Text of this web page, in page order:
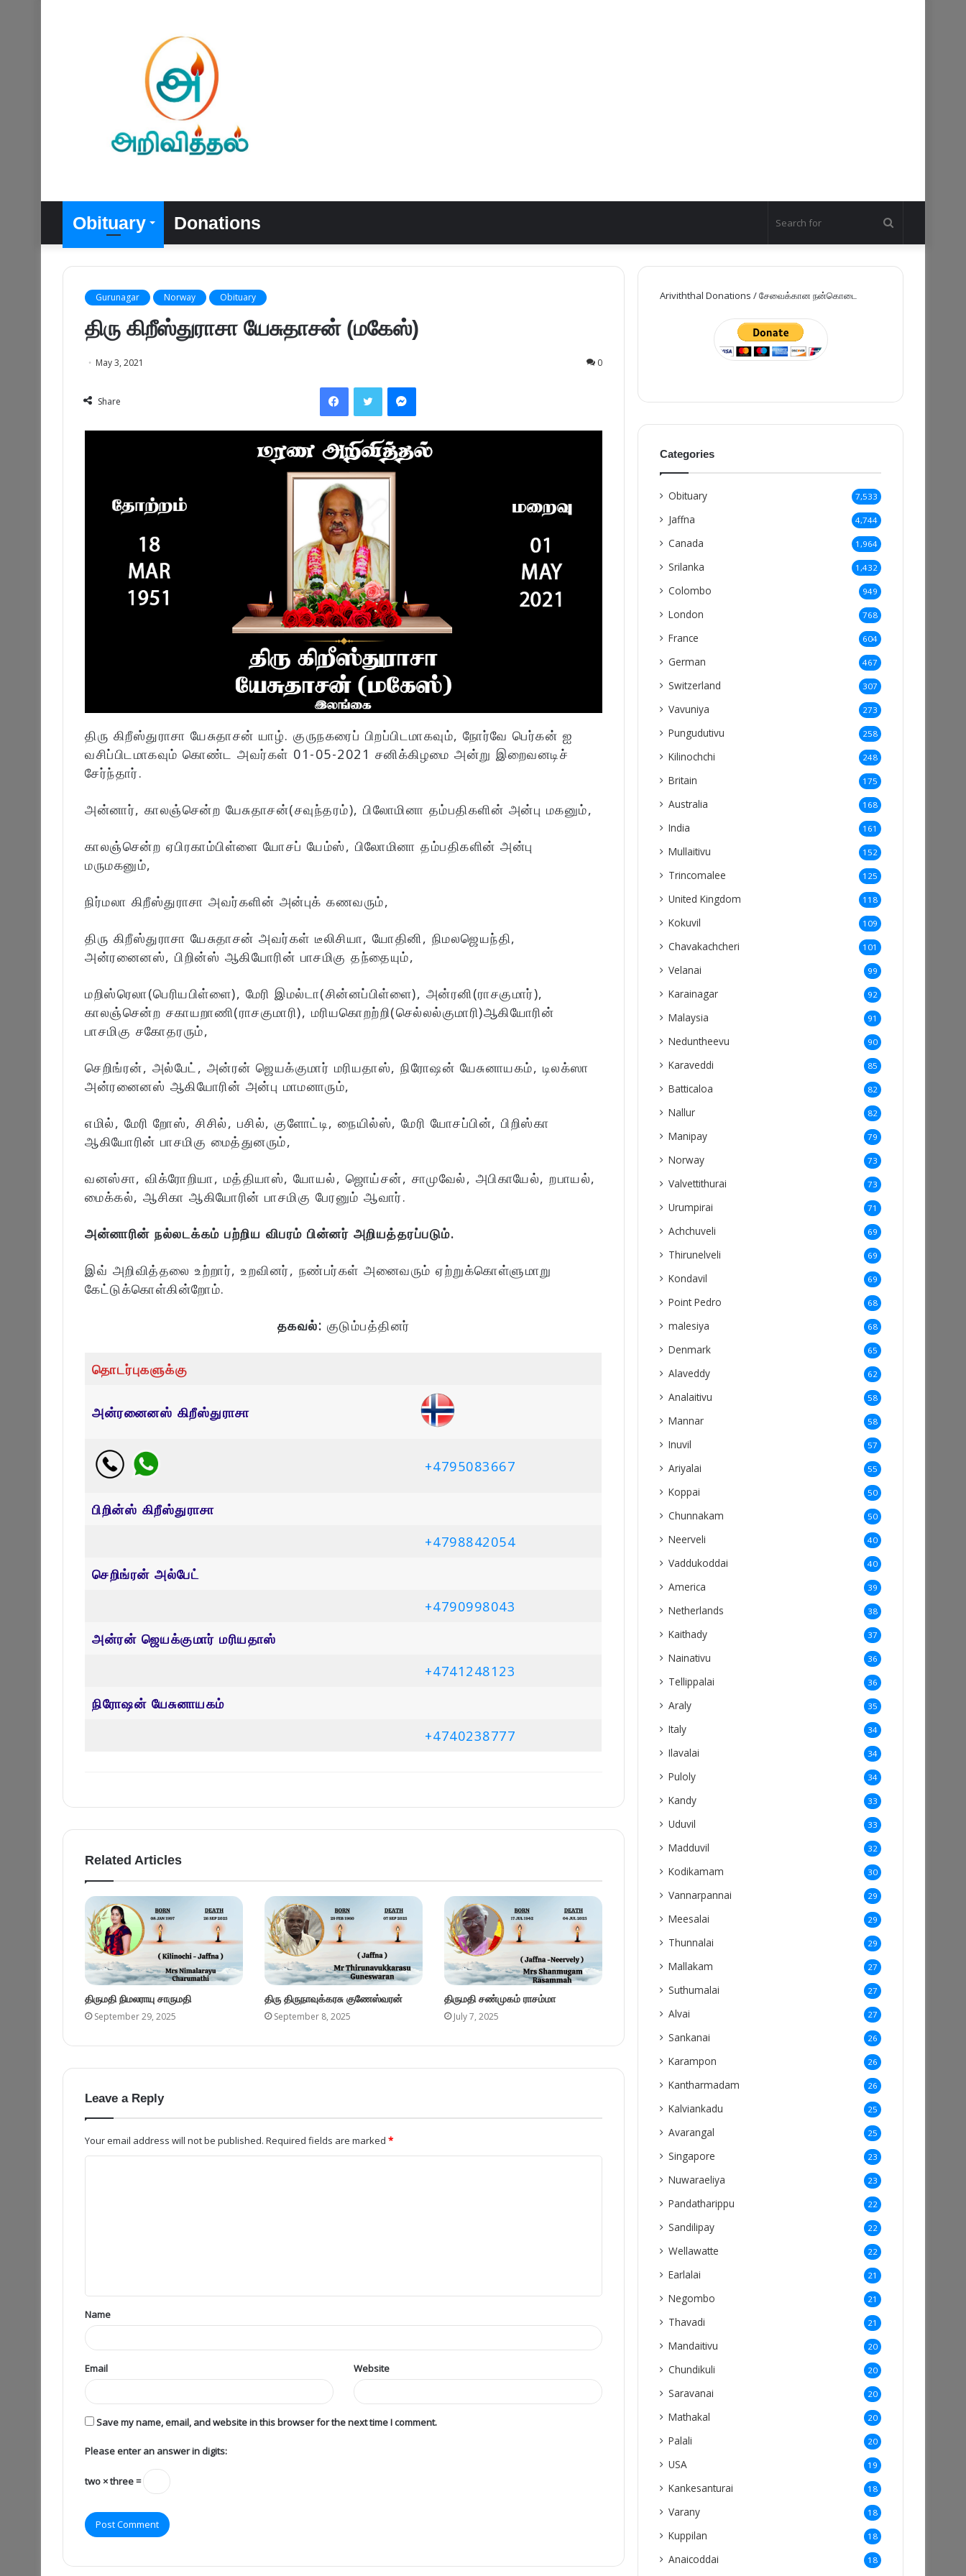
Obituary Donations
for
Gurunagar Norway Obituary
திரு கிறீஸ்துராசா யேசுதாசன் (மகேஸ்)
May 3, 2021 0
Share
FacebookTwitter Messenger
திரு கிறீஸ்துராசா யேசுதாசன் யாழ். குருநகரைப் பிறப்பிடமாகவும், நோர்வே பெர்கன் ஐ
வசிப்பிடமாகவும் கொண்ட அவர்கள் 01-05-2021 சனிக்கிழமை அன்று இறைவனடிச்
சேர்ந்தார்.
அன்னார், காலஞ்சென்ற யேசுதாசன்(சவுந்தரம்), பிலோமினா தம்பதிகளின் அன்பு மகனும்,
காலஞ்சென்ற ஏபிரகாம்பிள்ளை யோசப் யேம்ஸ், பிலோமினா தம்பதிகளின் அன்பு
மருமகனும்,
நிர்மலா கிறீஸ்துராசா அவர்களின் அன்புக் கணவரும்,
திரு கிறீஸ்துராசா யேசுதாசன் அவர்கள் டீலிசியா, யோதினி, நிமலஜெயந்தி,
அன்ரனைனஸ், பிறின்ஸ் ஆகியோரின் பாசமிகு தந்தையும்,
மறிஸ்ரெலா(பெரியபிள்ளை), மேரி இமல்டா(சின்னப்பிள்ளை), அன்ரனி(ராசகுமார்),
காலஞ்சென்ற சகாயறாணி(ராசகுமாரி), மரியகொறற்றி(செல்லல்குமாரி)ஆகியோரின்
பாசமிகு சகோதரரும்,
செறிங்ரன், அல்பேட், அன்ரன் ஜெயக்குமார் மரியதாஸ், நிரோஷன் யேசுனாயகம், டிலக்ஸா
அன்ரனைனஸ் ஆகியோரின் அன்பு மாமனாரும்,
எமில், மேரி றோஸ், சிசில், பசில், குளோட்டி, நையில்ஸ், மேரி யோசப்பின், பிறிஸ்கா
ஆகியோரின் பாசமிகு மைத்துனரும்,
வனஸ்சா, விக்ரோறியா, மத்தியாஸ், யோயல், ஜொய்சன், சாமுவேல், அபிகாயேல், றபாயல்,
மைக்கல், ஆசிகா ஆகியோரின் பாசமிகு பேரனும் ஆவார்.
அன்னாரின் நல்லடக்கம் பற்றிய விபரம் பின்னர் அறியத்தரப்படும்.
இவ் அறிவித்தலை உற்றார், உறவினர், நண்பர்கள் அனைவரும் ஏற்றுக்கொள்ளுமாறு
கேட்டுக்கொள்கின்றோம்.
தகவல்: குடும்பத்தினர்
தொடர்புகளுக்கு
அன்ரனைனஸ் கிறீஸ்துராசா
+4795083667
பிறின்ஸ் கிறீஸ்துராசா
+4798842054
செறிங்ரன் அல்பேட்
+4790998043
அன்ரன் ஜெயக்குமார் மரியதாஸ்
+4741248123
நிரோஷன் யேசுனாயகம்
+4740238777
Related Articles
திருமதி நிமலராயு சாருமதி
September 29, 2025
திரு திருநாவுக்கரசு குணேஸ்வரன்
September 8, 2025
திருமதி சண்முகம் ராசம்மா
July 7, 2025
Leave a Reply
Your email address will not be published. Required fields are marked *
Name
Email Website
Save my name, email, and website in this browser for the next time I comment.
Please enter an answer in digits:
two × three =
Ariviththal Donations / சேவைக்கான நன்கொடை
Categories
Obituary 7,533
Jaffna 4,744
Canada 1,964
Srilanka 1,432
Colombo 949
London 768
France 604
German 467
Switzerland 307
Vavuniya 273
Pungudutivu 258
Kilinochchi 248
Britain 175
Australia 168
India 161
Mullaitivu 152
Trincomalee 125
United Kingdom 118
Kokuvil 109
Chavakachcheri 101
Velanai 99
Karainagar 92
Malaysia 91
Neduntheevu 90
Karaveddi 85
Batticaloa 82
Nallur 82
Manipay 79
Norway 73
Valvettithurai 73
Urumpirai 71
Achchuveli 69
Thirunelveli 69
Kondavil 69
Point Pedro 68
malesiya 68
Denmark 65
Alaveddy 62
Analaitivu 58
Mannar 58
Inuvil 57
Ariyalai 55
Koppai 50
Chunnakam 50
Neerveli 40
Vaddukoddai 40
America 39
Netherlands 38
Kaithady 37
Nainativu 36
Tellippalai 36
Araly 35
Italy 34
Ilavalai 34
Puloly 34
Kandy 33
Uduvil 33
Madduvil 32
Kodikamam 30
Vannarpannai 29
Meesalai 29
Thunnalai 29
Mallakam 27
Suthumalai 27
Alvai 27
Sankanai 26
Karampon 26
Kantharmadam 26
Kalviankadu 25
Avarangal 25
Singapore 23
Nuwaraeliya 23
Pandatharippu 22
Sandilipay 22
Wellawatte 22
Earlalai 21
Negombo 21
Thavadi 21
Mandaitivu 20
Chundikuli 20
Saravanai 20
Mathakal 20
Palali 20
USA 19
Kankesanturai 18
Varany 18
Kuppilan 18
Anaicoddai 18